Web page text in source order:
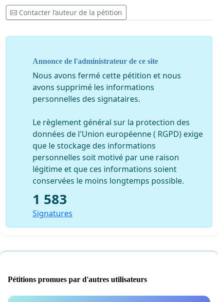
Contacter l’auteur de la pétition
Annonce de l'administrateur de ce site
Nous avons fermé cette pétition et nous
avons supprimé les informations
personnelles des signataires.
Le règlement général sur la protection des
données de l'Union européenne ( RGPD) exige
que le stockage des informations
personnelles soit motivé par une raison
légitime et que ces informations soient
conservées le moins longtemps possible.
1 583
Signatures
Pétitions promues par d'autres utilisateurs